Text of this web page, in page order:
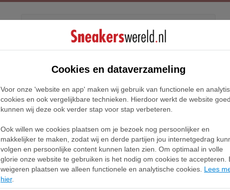
Releases Blog
Home Kleding
Kleding
Nike Tech Fleece
Cookies en dataverzameling
Voor onze 'website en app' maken wij gebruik van functionele en
cookies en ook vergelijkbare technieken. Hierdoor werkt de website
kunnen wij deze ook verder stap voor stap verbeteren.
Ook willen we cookies plaatsen om je bezoek nog persoonlijker en
makkelijker te maken, zodat wij en derde partijen jou internetgedrag
volgen en persoonlijke content kunnen laten zien. Om optimaal in volle
glorie onze website te gebruiken is het nodig om cookies te accepteren.
weigeren plaatsen we alleen functionele en analytische cookies. Lees
hier.